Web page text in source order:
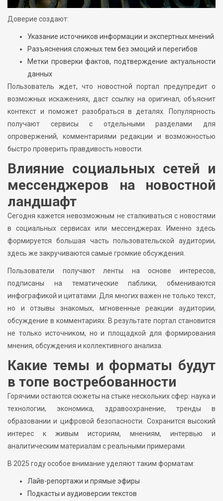
Доверие создают:
Указание источников информации и экспертных мнений
Разъяснения сложных тем без эмоций и перегибов
Метки проверки фактов, подтверждение актуальности
данных
Пользователь ждет, что новостной портал предупредит о
возможных искажениях, даст ссылку на оригинал, объяснит
контекст и поможет разобраться в деталях. Популярность
получают сервисы с отдельными разделами для
опровержений, комментариями редакции и возможностью
быстро проверить правдивость новости.
Влияние социальных сетей и
мессенджеров на новостной
ландшафт
Сегодня кажется невозможным не сталкиваться с новостями
в социальных сервисах или мессенджерах. Именно здесь
формируется большая часть пользовательской аудитории,
здесь же закручиваются самые громкие обсуждения.
Пользователи получают ленты на основе интересов,
подписаны на тематические паблики, обмениваются
инфографикой и цитатами. Для многих важен не только текст,
но и отзывы знакомых, мгновенные реакции аудитории,
обсуждение в комментариях. В результате портал становится
не только источником, но и площадкой для формирования
мнения, обсуждения и коллективного анализа.
Какие темы и форматы будут
в топе востребованности
Горячими остаются сюжеты на стыке нескольких сфер: наука и
технологии, экономика, здравоохранение, тренды в
образовании и цифровой безопасности. Сохранится высокий
интерес к живым историям, мнениям, интервью и
аналитическим материалам с реальными примерами.
В 2025 году особое внимание уделяют таким форматам:
Лайв-репортажи и прямые эфиры
Подкасты и аудиоверсии текстов